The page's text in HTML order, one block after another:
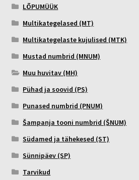
LÕPUMÜÜK
Multikategelased (MT)
Multikategelaste kujulised (MTK)
Mustad numbrid (MNUM)
Muu huvitav (MH)
Pühad ja soovid (PS)
Punased numbrid (PNUM)
Šampanja tooni numbrid (ŠNUM)
Südamed ja tähekesed (ST)
Sünnipäev (SP)
Tarvikud